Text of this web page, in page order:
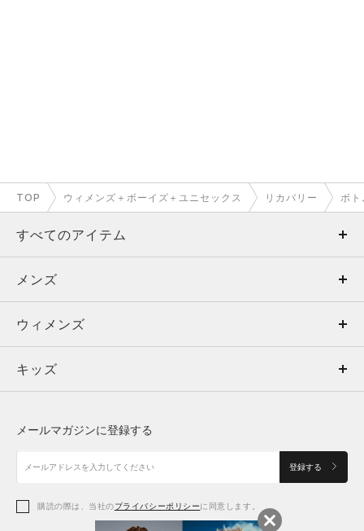
TOP ウィメンズ＋ボーイズ＋ユニセックス リカバリー ボト
すべてのアイテム
メンズ
ウィメンズ
キッズ
アクセサリー
メンズ
トップス
ボトムス
アクセサリー
ウィメンズ
トップス
シューズ
アクセサリー
キッズ
シューズ
メールマガジンに登録する
登録する
購読の際は、当社のプライバシーポリシーに同意します。